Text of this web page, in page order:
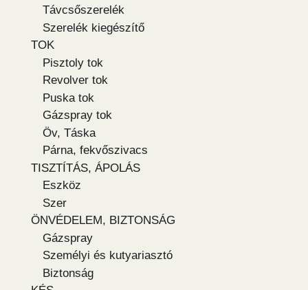
Távcsőszerelék
Szerelék kiegészítő
TOK
Pisztoly tok
Revolver tok
Puska tok
Gázspray tok
Öv, Táska
Párna, fekvőszivacs
TISZTÍTÁS, ÁPOLÁS
Eszköz
Szer
ÖNVÉDELEM, BIZTONSÁG
Gázspray
Személyi és kutyariasztó
Biztonság